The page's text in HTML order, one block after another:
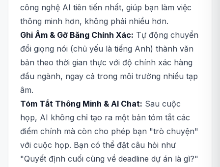
công nghệ AI tiên tiến nhất, giúp bạn làm việc
thông minh hơn, không phải nhiều hơn.
Ghi Âm & Gỡ Băng Chính Xác: Tự động chuyển
đổi giọng nói (chủ yếu là tiếng Anh) thành văn
bản theo thời gian thực với độ chính xác hàng
đầu ngành, ngay cả trong môi trường nhiều tạp
âm.
Tóm Tắt Thông Minh & AI Chat: Sau cuộc
họp, AI không chỉ tạo ra một bản tóm tắt các
điểm chính mà còn cho phép bạn "trò chuyện"
với cuộc họp. Bạn có thể đặt câu hỏi như
"Quyết định cuối cùng về deadline dự án là gì?"